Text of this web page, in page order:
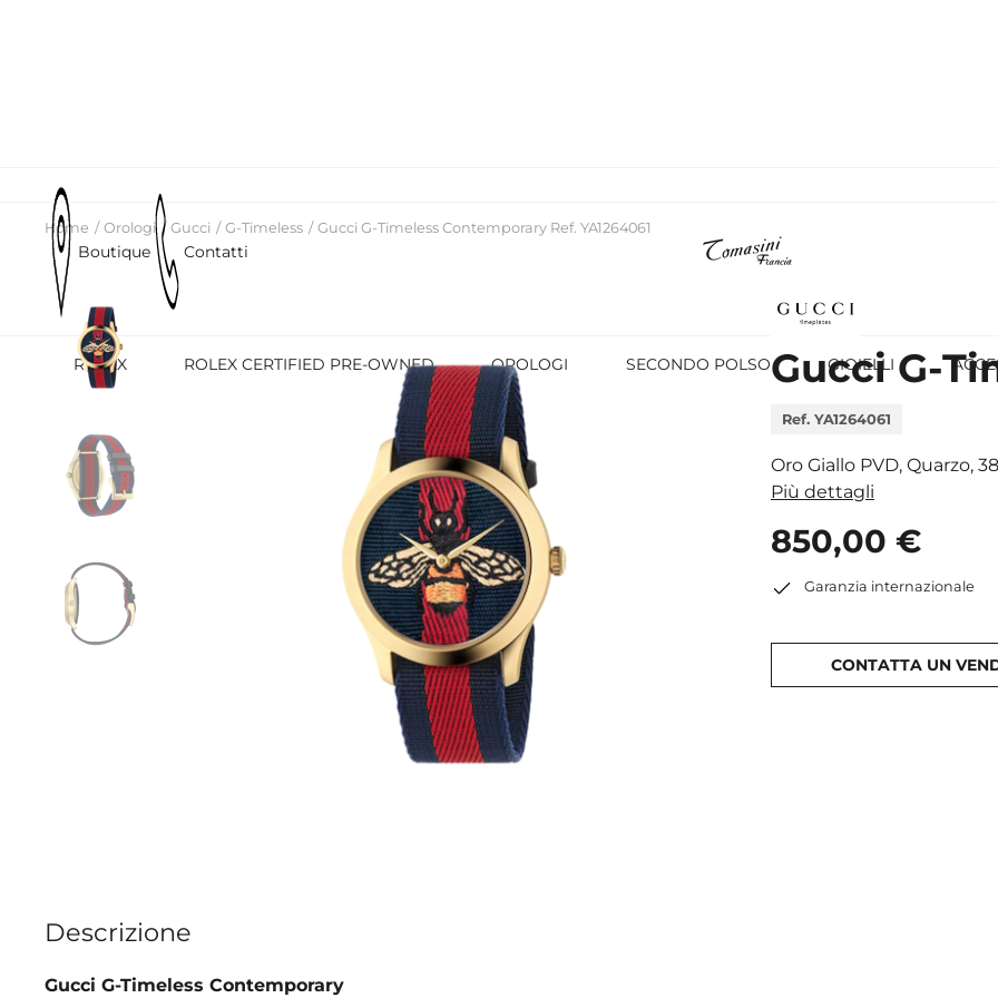
Boutique Contatti
ROLEX ROLEX CERTIFIED PRE-OWNED OROLOGI SECONDO POLSO GIOIELLI
Home Orologi Gucci G-Timeless Gucci G-Timeless Contemporary Ref. YA1264061
Gucci G-
Ref. YA1264061
Oro Giallo PVD, Quarzo,
Più dettagli
850,00 €
Garanzia internazionale
CONTATTA UN
Descrizione
Gucci G-Timeless Contemporary